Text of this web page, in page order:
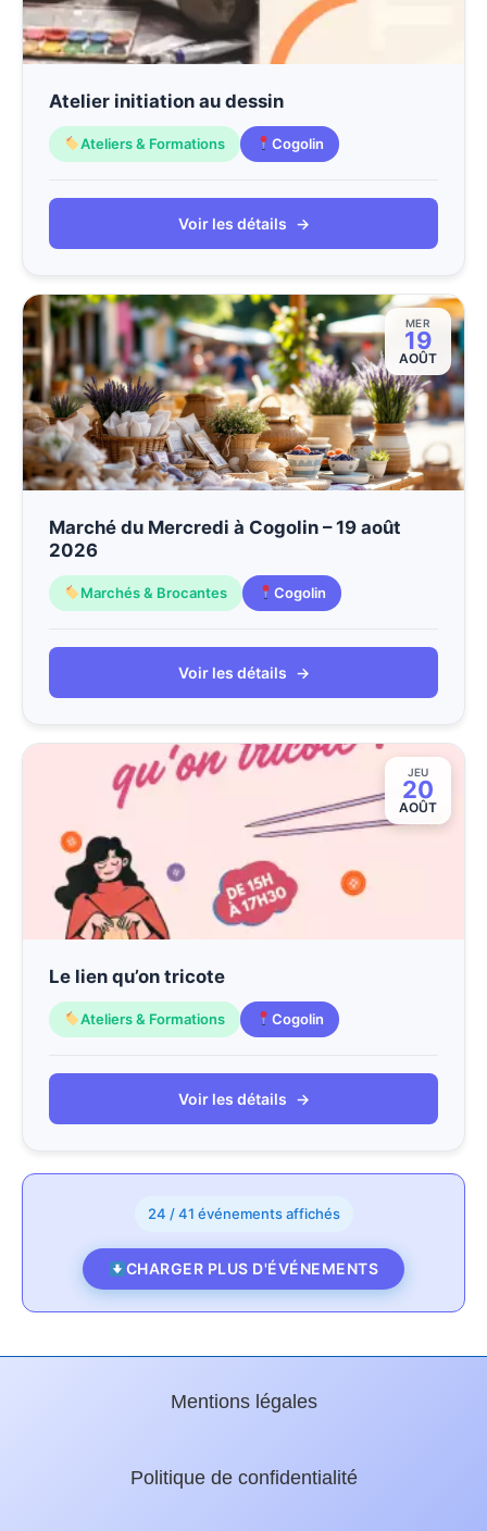
Atelier initiation au dessin
Ateliers & Formations Cogolin
Voir les détails →
MER
19
AOÛT
Marché du Mercredi à Cogolin – 19 août
2026
Marchés & Brocantes Cogolin
Voir les détails →
JEU
20
AOÛT
Le lien qu’on tricote
Ateliers & Formations Cogolin
Voir les détails →
24 / 41 événements affichés
CHARGER PLUS D'ÉVÉNEMENTS
Mentions légales
Politique de confidentialité